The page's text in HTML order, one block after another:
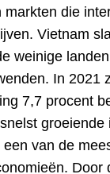
die
Vietnam
weinige
In 2021
7,7 procent
groeiende
van de
Door